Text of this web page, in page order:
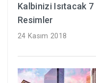
Kalbinizi Isıtacak 7
Resimler
24 Kasım 2018